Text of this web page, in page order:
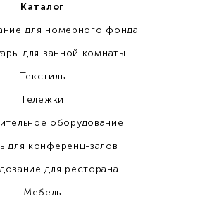
Каталог
для номерного фонда
для ванной комнаты
Текстиль
Тележки
оборудование
для конференц-залов
для ресторана
Мебель